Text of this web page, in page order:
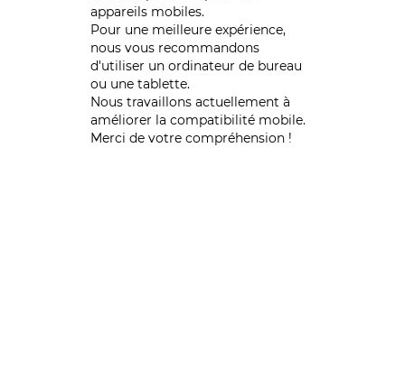
appareils mobiles.
Pour une meilleure expérience,
nous vous recommandons
d'utiliser un ordinateur de bureau
ou une tablette.
Nous travaillons actuellement à
améliorer la compatibilité mobile.
Merci de votre compréhension !